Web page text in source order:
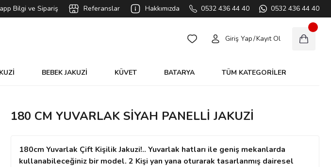
Bilgi ve Sipariş Referanslar Hakkımızda 0532 436 44 40 0532 436 44 40
Giriş Yap/Kayıt Ol
BEBEK JAKUZİ KÜVET BATARYA TÜM KATEGORİLER
180 CM YUVARLAK SİYAH PANELLİ JAKUZİ
180cm Yuvarlak Çift Kişilik Jakuzi!.. Yuvarlak hatları ile geniş mekanlarda
kullanabileceğiniz bir model. 2 Kişi yan yana oturarak tasarlanmış dairesel